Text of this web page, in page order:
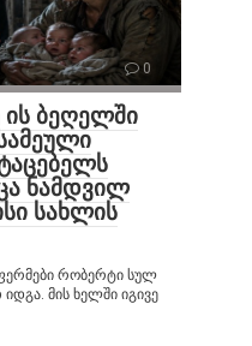
0
ბეღელში
ნამდვილ
სახლის
რობერტი სულ
მის ხელში იგივე